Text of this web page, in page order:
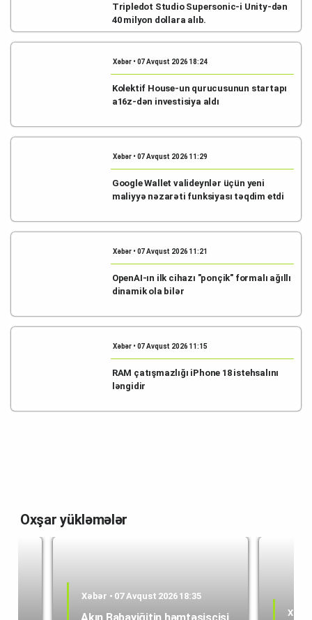
Tripledot Studio Supersonic-i Unity-dən
40 milyon dollara alıb.
Xəbər • 07 Avqust 2026 18:24
Kolektif House-un qurucusunun startapı
a16z-dən investisiya aldı
Xəbər • 07 Avqust 2026 11:29
Google Wallet valideynlər üçün yeni
maliyyə nəzarəti funksiyası təqdim etdi
Xəbər • 07 Avqust 2026 11:21
OpenAI-ın ilk cihazı "ponçik" formalı ağıllı
dinamik ola bilər
Xəbər • 07 Avqust 2026 11:15
RAM çatışmazlığı iPhone 18 istehsalını
ləngidir
Oxşar yükləmələr
Xəbər • 07 Avqust 2026 18:35